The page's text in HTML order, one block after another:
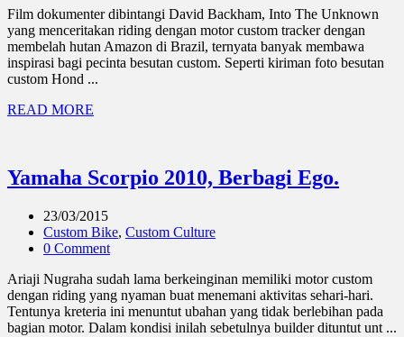
Film dokumenter dibintangi David Backham, Into The Unknown
yang menceritakan riding dengan motor custom tracker dengan
membelah hutan Amazon di Brazil, ternyata banyak membawa
inspirasi bagi pecinta besutan custom. Seperti kiriman foto besutan
custom Hond ...
READ MORE
Yamaha Scorpio 2010, Berbagi Ego.
23/03/2015
Custom Bike, Custom Culture
0 Comment
Ariaji Nugraha sudah lama berkeinginan memiliki motor custom
dengan riding yang nyaman buat menemani aktivitas sehari-hari.
Tentunya kreteria ini menuntut ubahan yang tidak berlebihan pada
bagian motor. Dalam kondisi inilah sebetulnya builder dituntut unt ...